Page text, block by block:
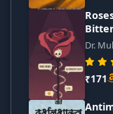
Dr.
₹171